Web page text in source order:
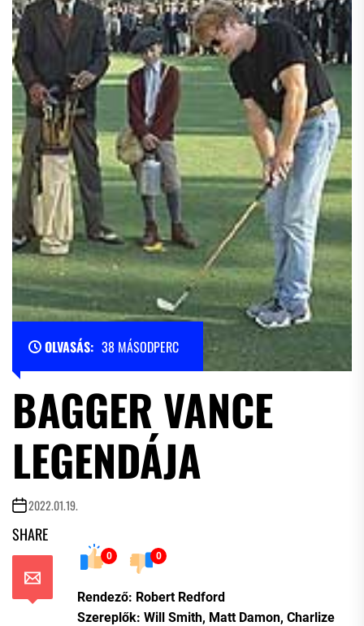
OLVASÁS: 38 MÁSODPERC
BAGGER VANCE
LEGENDÁJA
2022.01.19.
SHARE
0 0
Rendező: Robert Redford
Szereplők: Will Smith, Matt Damon, Charlize